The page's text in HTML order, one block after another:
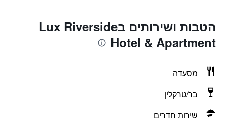
הטבות ושירותים בLux Riverside
Hotel & Apartment
מסעדה
בר/טרקלין
שירות חדרים